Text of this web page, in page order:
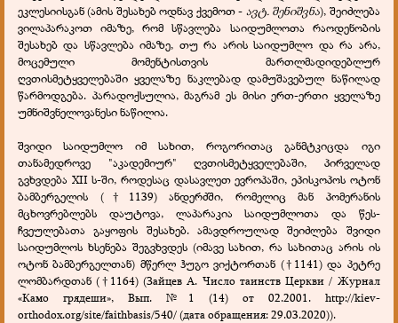
ეკლესიისგან (ამის შესახებ ოდნავ ქვემოთ - ავტ. შენიშვნა), შეიძლება
ვილაპარაკოთ იმაზე, რომ სწავლება საიდუმლოთა რაოდენობის
შესახებ და სწავლება იმაზე, თუ რა არის საიდუმლო და რა არა,
მოცემული მომენტისთვის მართლმადიდებლურ
ღვთისმეტყველებაში ყველაზე ნაკლებად დამუშავებულ ნაწილად
წარმოდგება. პარადოქსულია, მაგრამ ეს მისი ერთ-ერთი ყველაზე
უმნიშვნელოვანესი ნაწილია.
შვიდი საიდუმლო იმ სახით, როგორითაც განმტკიცდა იგი
თანამედროვე "აკადემიურ" ღვთისმეტყველებაში, პირველად
გვხვდება XII ს-ში, როდესაც დასავლეთ ევროპაში, ეპისკოპოს ოტონ
ბამბერგელის (†1139) ანდერძში, რომელიც მან პომერანის
მცხოვრებლებს დაუტოვა, ლაპარაკია საიდუმლოთა და წეს-
ჩვეულებათა გაყოფის შესახებ. ამავდროულად შეიძლება შვიდი
საიდუმლოს ხსენება შეგვხვდეს (იმავე სახით, რა სახითაც არის ის
ოტონ ბამბერგელთან) მწერლ ჰუგო ვიქტორთან (†1141) და პეტრე
ლომბარდთან (†1164) (Зайцев А. Число таинств Церкви / Журнал
«Камо грядеши», Вып. №1 (14) от 02.2001. http://kiev-
orthodox.org/site/faithbasis/540/ (дата обращения: 29.03.2020)).